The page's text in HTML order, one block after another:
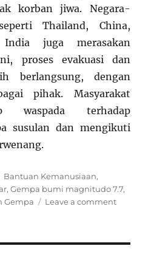
korban jiwa. Negara-
Thailand, China,
juga merasakan
proses evakuasi dan
berlangsung, dengan
pihak. Masyarakat
waspada terhadap
susulan dan mengikuti
Tags
Bantuan Kemanusiaan,
,Gempa bumi magnitudo 7.7,
Gempa Leave a commenton